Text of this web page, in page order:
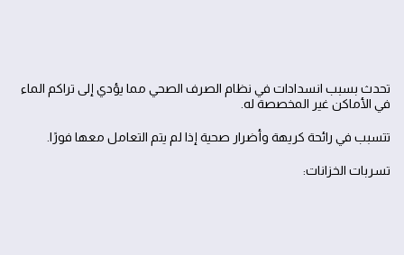
تحدث بسبب انسدادات في نظام الصرف الصحي مما يؤدي إلى تراكم الماء
في الأماكن غير المخصصة له.
تتسبب في رائحة كريهة وأضرار صحية إذا لم يتم التعامل معها فورًا.
تسربات الخزانات: